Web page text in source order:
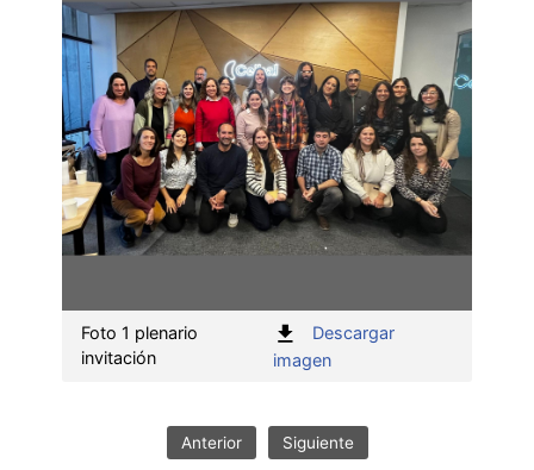
Foto 1 plenario
invitación
Descargar
imagen:
plenario
invitación"
Anterior Siguiente